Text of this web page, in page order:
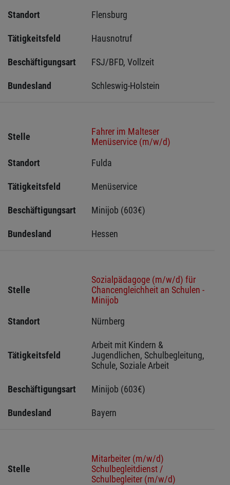
Standort
Flensburg
Tätigkeitsfeld Hausnotruf
Beschäftigungsart FSJ/BFD, Vollzeit
Bundesland Schleswig-Holstein
Stelle
Fahrer im Malteser
Menüservice (m/w/d)
Standort
Fulda
Tätigkeitsfeld Menüservice
Beschäftigungsart Minijob (603€)
Bundesland Hessen
Stelle
Sozialpädagoge (m/w/d) für
Chancengleichheit an Schulen -
Minijob
Standort
Nürnberg
Tätigkeitsfeld
Arbeit mit Kindern &
Jugendlichen, Schulbegleitung,
Schule, Soziale Arbeit
Beschäftigungsart Minijob (603€)
Bundesland Bayern
Stelle
Mitarbeiter (m/w/d)
Schulbegleitdienst /
Schulbegleiter (m/w/d)